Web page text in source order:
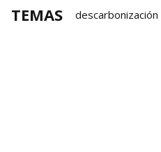
TEMAS descarbonización